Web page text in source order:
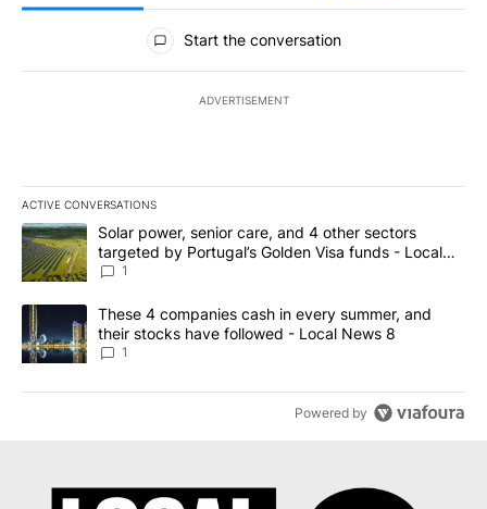
All Comments
Start the conversation
ADVERTISEMENT
ACTIVE CONVERSATIONS
The following is a list of the most commented articles in the last
A trending article titled "Solar power, senior care, and 4 other
Solar power, senior care, and 4 other sectors
targeted by Portugal’s Golden Visa funds - Local
News 8
1
A trending article titled "These 4 companies cash in every
These 4 companies cash in every summer, and
their stocks have followed - Local News 8
1
Powered by